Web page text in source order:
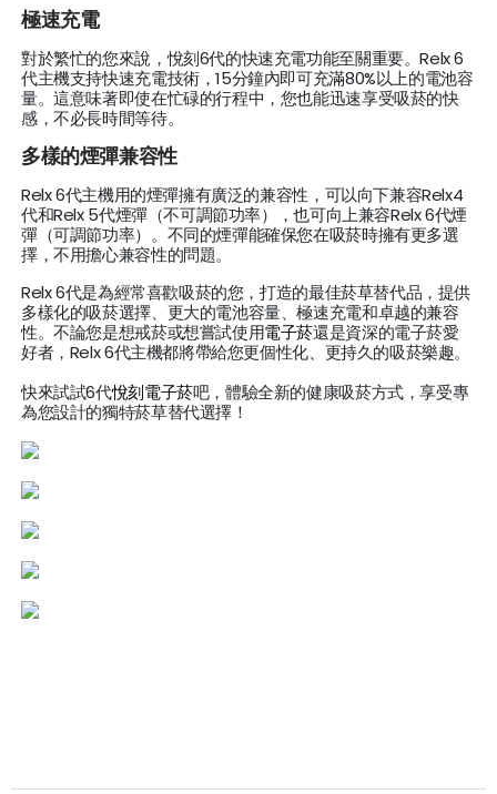
極速充電
對於繁忙的您來說，悅刻6代的快速充電功能至關重要。Relx 6
代主機支持快速充電技術，15分鐘內即可充滿80%以上的電池容
量。這意味著即使在忙碌的行程中，您也能迅速享受吸菸的快
感，不必長時間等待。
多樣的煙彈兼容性
Relx 6代主機用的煙彈擁有廣泛的兼容性，可以向下兼容Relx4
代和Relx 5代煙彈（不可調節功率），也可向上兼容Relx 6代煙
彈（可調節功率）。不同的煙彈能確保您在吸菸時擁有更多選
擇，不用擔心兼容性的問題。
Relx 6代是為經常喜歡吸菸的您，打造的最佳菸草替代品，提供
多樣化的吸菸選擇、更大的電池容量、極速充電和卓越的兼容
性。不論您是想戒菸或想嘗試使用電子菸還是資深的電子菸愛
好者，Relx 6代主機都將帶給您更個性化、更持久的吸菸樂趣。
快來試試6代悅刻電子菸吧，體驗全新的健康吸菸方式，享受專
為您設計的獨特菸草替代選擇！